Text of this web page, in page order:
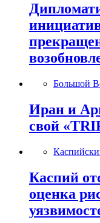
Большой
Иран и
свой
Каспий
оценка